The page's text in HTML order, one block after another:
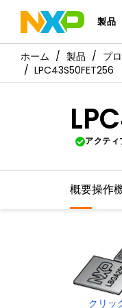
製品
製品 プ
LPC43S50FET256
アクティ
概要操作
クリッ